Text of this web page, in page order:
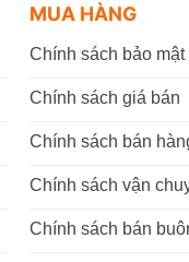
MUA HÀNG
Chính sách bảo mật
Chính sách giá bán
Chính sách bán
Chính sách vận
Chính sách bán